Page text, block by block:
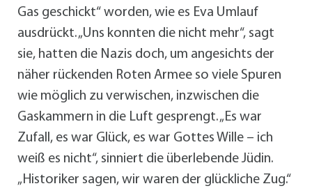
Gas geschickt“ worden, wie es Eva Umlauf
ausdrückt. „Uns konnten die nicht mehr“, sagt
sie, hatten die Nazis doch, um angesichts der
näher rückenden Roten Armee so viele Spuren
wie möglich zu verwischen, inzwischen die
Gaskammern in die Luft gesprengt. „Es war
Zufall, es war Glück, es war Gottes Wille – ich
weiß es nicht“, sinniert die überlebende Jüdin.
„Historiker sagen, wir waren der glückliche Zug.“